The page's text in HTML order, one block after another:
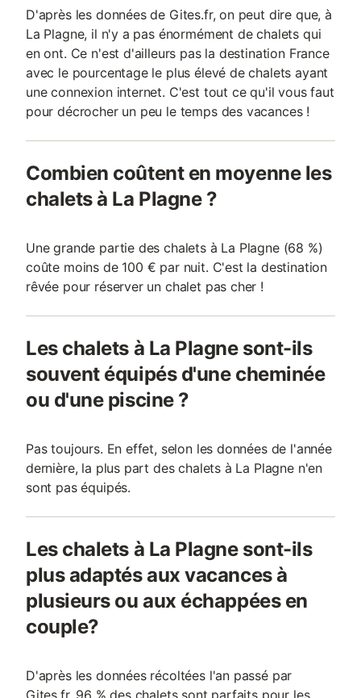
D'après les données de Gites.fr, on peut dire que, à
La Plagne, il n'y a pas énormément de chalets qui
en ont. Ce n'est d'ailleurs pas la destination France
avec le pourcentage le plus élevé de chalets ayant
une connexion internet. C'est tout ce qu'il vous faut
pour décrocher un peu le temps des vacances !
Combien coûtent en moyenne les
chalets à La Plagne ?
Une grande partie des chalets à La Plagne (68 %)
coûte moins de 100 € par nuit. C'est la destination
rêvée pour réserver un chalet pas cher !
Les chalets à La Plagne sont-ils
souvent équipés d'une cheminée
ou d'une piscine ?
Pas toujours. En effet, selon les données de l'année
dernière, la plus part des chalets à La Plagne n'en
sont pas équipés.
Les chalets à La Plagne sont-ils
plus adaptés aux vacances à
plusieurs ou aux échappées en
couple?
D'après les données récoltées l'an passé par
Gites.fr, 96 % des chalets sont parfaits pour les